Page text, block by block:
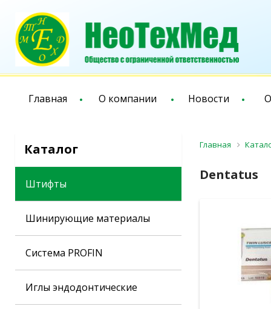
Главная О компании Новости
Каталог
Штифты
Шинирующие материалы
Система PROFIN
Иглы эндодонтические
Главная
Dentatus